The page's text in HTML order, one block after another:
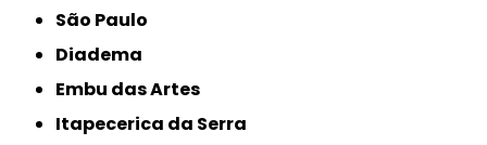
São Paulo
Diadema
Embu das Artes
Itapecerica da Serra